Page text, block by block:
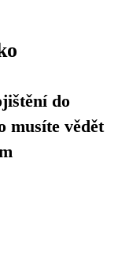
do
musíte vědět